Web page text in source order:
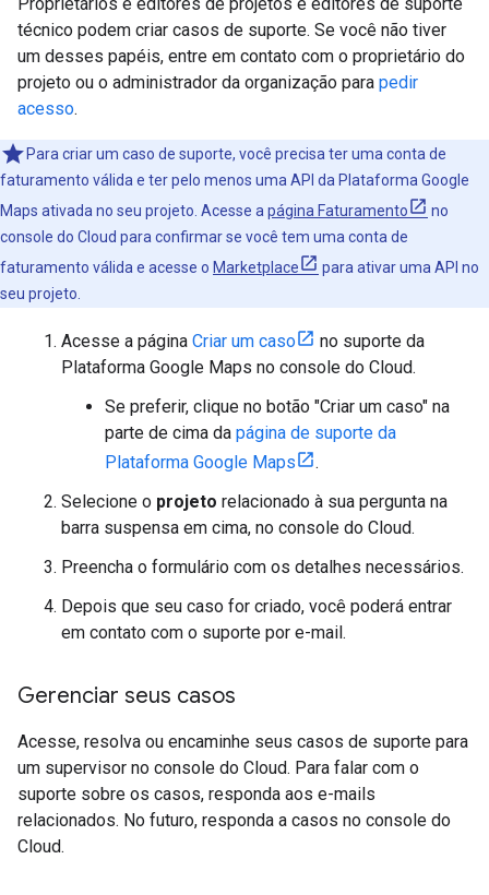
técnico podem criar casos de suporte. Se você não tiver
um desses papéis, entre em contato com o proprietário do
projeto ou o administrador da organização para pedir
acesso.
Para criar um caso de suporte, você precisa ter uma conta de
faturamento válida e ter pelo menos uma API da Plataforma Google
Maps ativada no seu projeto. Acesse a página Faturamento
no
console do Cloud para confirmar se você tem uma conta de
faturamento válida e acesse o Marketplace
para ativar uma API no
seu projeto.
Acesse a página Criar um caso
no suporte da
Plataforma Google Maps no console do Cloud.
Se preferir, clique no botão "Criar um caso" na
parte de cima da página de suporte da
Plataforma Google Maps
.
Selecione o projeto relacionado à sua pergunta na
barra suspensa em cima, no console do Cloud.
Preencha o formulário com os detalhes necessários.
Depois que seu caso for criado, você poderá entrar
em contato com o suporte por e-mail.
Gerenciar seus casos
Acesse, resolva ou encaminhe seus casos de suporte para
um supervisor no console do Cloud. Para falar com o
suporte sobre os casos, responda aos e-mails
relacionados. No futuro, responda a casos no console do
Cloud.